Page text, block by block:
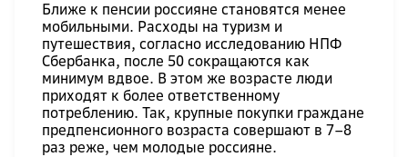
Ближе к пенсии россияне становятся менее
мобильными. Расходы на туризм и
путешествия, согласно исследованию НПФ
Сбербанка, после 50 сокращаются как
минимум вдвое. В этом же возрасте люди
приходят к более ответственному
потреблению. Так, крупные покупки граждане
предпенсионного возраста совершают в 7–8
раз реже, чем молодые россияне.